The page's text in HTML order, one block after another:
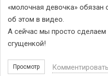
«молочная девочка» обязан
об этом в видео.
А сейчас мы просто сделаем
сгущенкой!
Просмотр Комментировать